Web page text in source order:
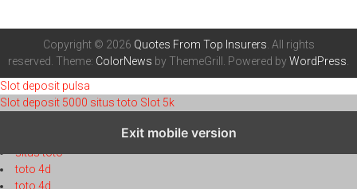
Copyright © 2026 Quotes From Top Insurers . All rights
reserved. Theme: ColorNews by ThemeGrill. Powered byWordPress
Slot deposit pulsa
Slot deposit 5000 situs toto Slot 5k
Exit mobile version
situs toto
toto 4d
toto 4d